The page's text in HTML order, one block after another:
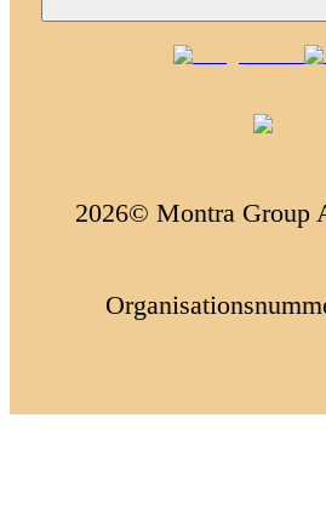
2026© Montra Group